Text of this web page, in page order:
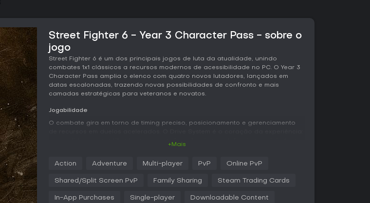
Street Fighter 6 - Year 3 Character Pass - sobre o
jogo
Street Fighter 6 é um dos principais jogos de luta da atualidade, unindo
combates 1x1 clássicos a recursos modernos de acessibilidade no PC. O Year 3
Character Pass amplia o elenco com quatro novos lutadores, lançados em
datas escalonadas, trazendo novas possibilidades de confronto e mais
camadas estratégicas para veteranos e novatos.
Jogabilidade
O combate gira em torno de timing preciso, posicionamento e gerenciamento
escolha importa.
Três esquemas de controle atendem a diferentes níveis de habilidade. O modo
Modernos simplificam a execução com especiais em um botão e combos
+Mais
Action Adventure Multi-player PvP Online PvP
Shared/Split Screen PvP Family Sharing Steam Trading Cards
In-App Purchases Single-player Downloadable Content